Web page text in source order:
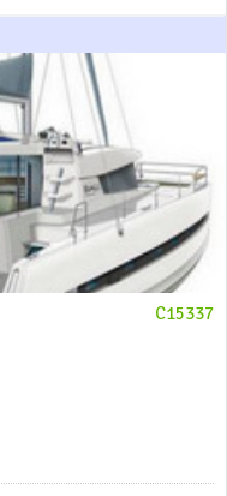
C15337